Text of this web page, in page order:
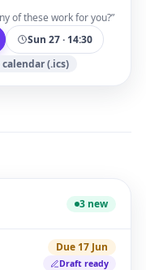
of these work for you?”
Sun 27 · 14:30
(.ics)
3 new
Due 17 Jun
Draft ready